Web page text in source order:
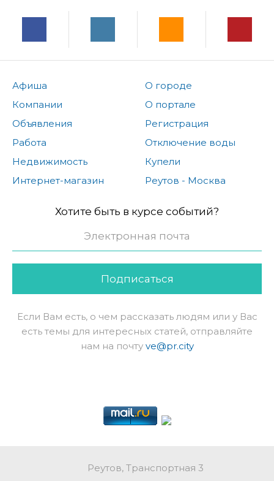
Афиша
Компании
Объявления
Работа
Недвижимость
Интернет-магазин
О городе
О портале
Регистрация
Отключение воды
Купели
Реутов - Москва
Хотите быть в курсе событий?
Подписаться
Если Вам есть, о чем рассказать людям или у Вас
есть темы для интересных статей, отправляйте
нам на почту ve@pr.city
Реутов, Транспортная 3